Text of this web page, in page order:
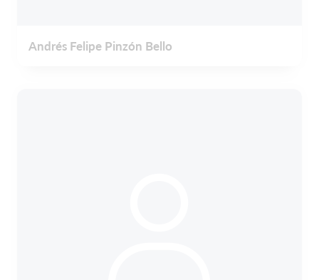
Andrés Felipe Pinzón Bello